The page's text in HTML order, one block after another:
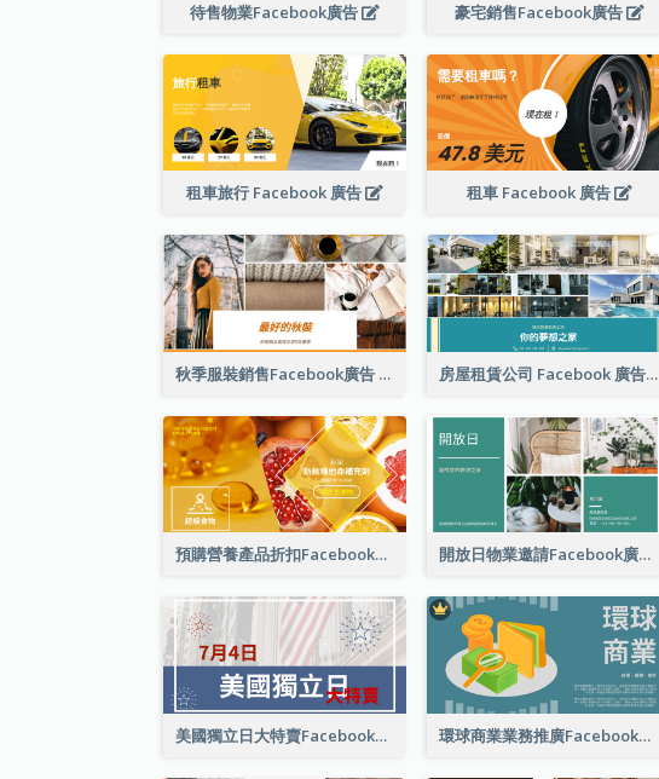
待售物業Facebook廣告 豪宅銷售Facebook廣告
租車旅行 Facebook 廣告 租車 Facebook 廣告
秋季服裝銷售Facebook廣告 房屋租賃公司 Facebook 廣告
預購營養產品折扣Facebook廣告 開放日物業邀請Facebook廣告
美國獨立日大特賣Facebook廣告 環球商業業務推廣Facebook帖子(附插圖)